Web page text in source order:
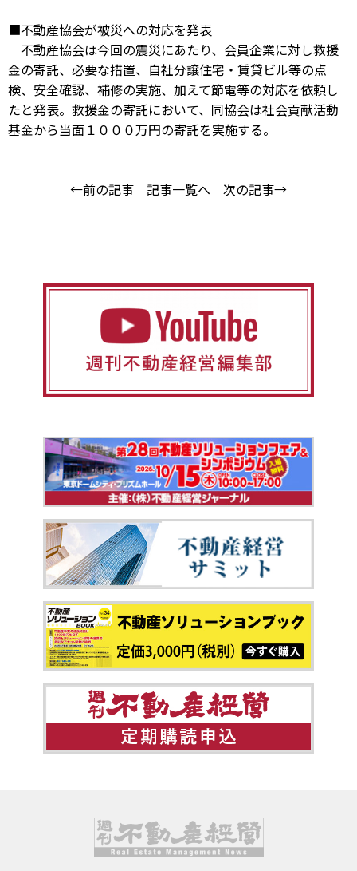
■不動産協会が被災への対応を発表
不動産協会は今回の震災にあたり、会員企業に対し救援
金の寄託、必要な措置、自社分譲住宅・賃貸ビル等の点
検、安全確認、補修の実施、加えて節電等の対応を依頼し
たと発表。救援金の寄託において、同協会は社会貢献活動
基金から当面１０００万円の寄託を実施する。
←前の記事 記事一覧へ 次の記事→